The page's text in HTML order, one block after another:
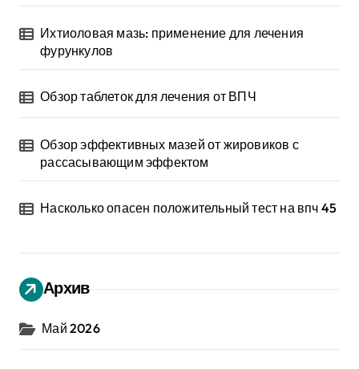
Ихтиоловая мазь: применение для лечения
фурункулов
Обзор таблеток для лечения от ВПЧ
Обзор эффективных мазей от жировиков с
рассасывающим эффектом
Насколько опасен положительный тест на впч 45
Архив
Май 2026